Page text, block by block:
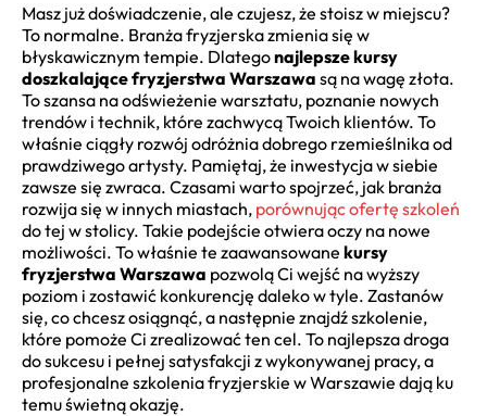
Masz już doświadczenie, ale czujesz, że stoisz w miejscu?
To normalne. Branża fryzjerska zmienia się w
błyskawicznym tempie. Dlategonajlepsze kursy
doszkalające fryzjerstwa Warszawa są na wagę złota.
To szansa na odświeżenie warsztatu, poznanie nowych
trendów i technik, które zachwycą Twoich klientów. To
właśnie ciągły rozwój odróżnia dobrego rzemieślnika od
prawdziwego artysty. Pamiętaj, że inwestycja w siebie
zawsze się zwraca. Czasami warto spojrzeć, jak branża
rozwija się w innych miastach, porównując ofertę szkoleń
do tej w stolicy. Takie podejście otwiera oczy na nowe
możliwości. To właśnie te zaawansowane kursy
fryzjerstwa Warszawa pozwolą Ci wejść na wyższy
poziom i zostawić konkurencję daleko w tyle. Zastanów
się, co chcesz osiągnąć, a następnie znajdź szkolenie,
które pomoże Ci zrealizować ten cel. To najlepsza droga
do sukcesu i pełnej satysfakcji z wykonywanej pracy, a
profesjonalne szkolenia fryzjerskie w Warszawie dają ku
temu świetną okazję.